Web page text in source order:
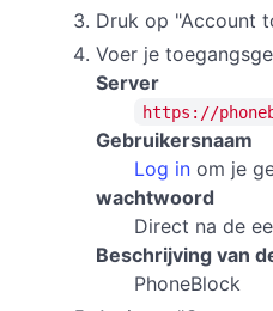
Druk op "Account
Voer je
Server
https://
Gebruikersnaam
Log in om je
wachtwoord
Direct na de
Beschrijving van
PhoneBlock